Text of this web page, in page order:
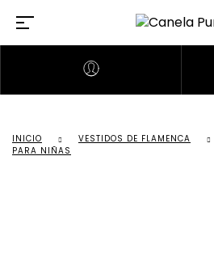
INICIO VESTIDOS DE FLAMENCA
PARA NIÑAS